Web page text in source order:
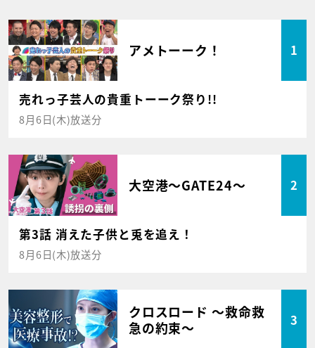
アメトーーク！ 1
売れっ子芸人の貴重トーーク祭り!!
8月6日(木)放送分
大空港～GATE24～ 2
第3話 消えた子供と兎を追え！
8月6日(木)放送分
クロスロード ～救命救
急の約束～
3